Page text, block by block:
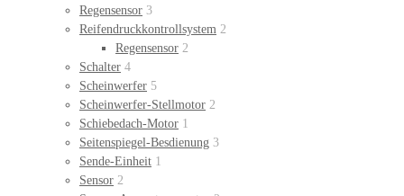
Regensensor 3
Reifendruckkontrollsystem 2
Regensensor 2
Schalter 4
Scheinwerfer 5
Scheinwerfer-Stellmotor 2
Schiebedach-Motor 1
Seitenspiegel-Besdienung 3
Sende-Einheit 1
Sensor 2